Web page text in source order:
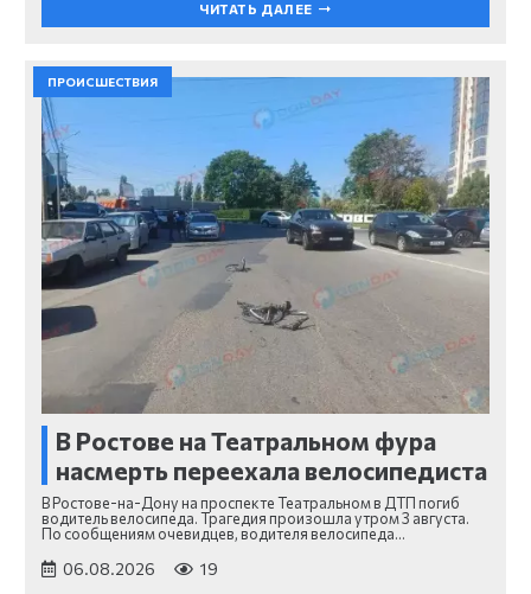
ЧИТАТЬ ДАЛЕЕ
ПРОИСШЕСТВИЯ
В Ростове на Театральном фура
насмерть переехала велосипедиста
В Ростове-на-Дону на проспекте Театральном в ДТП погиб
водитель велосипеда. Трагедия произошла утром 3 августа.
По сообщениям очевидцев, водителя велосипеда…
06.08.2026 19